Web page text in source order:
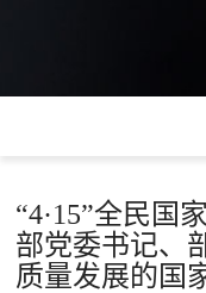
“4·15”全民国
部党委书记、
质量发展的国